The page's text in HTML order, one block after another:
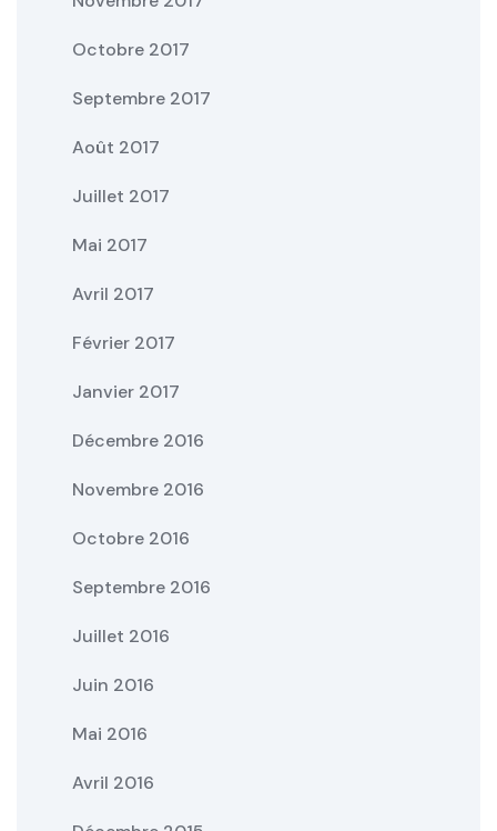
Octobre 2017
Septembre 2017
Août 2017
Juillet 2017
Mai 2017
Avril 2017
Février 2017
Janvier 2017
Décembre 2016
Novembre 2016
Octobre 2016
Septembre 2016
Juillet 2016
Juin 2016
Mai 2016
Avril 2016